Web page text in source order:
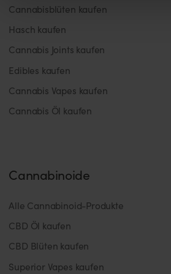
Cannabisblüten kaufen
Hasch kaufen
Cannabis Joints kaufen
Edibles kaufen
Cannabis Vapes kaufen
Cannabis Öl kaufen
Cannabinoide
Alle Cannabinoid-Produkte
CBD Öl kaufen
CBD Blüten kaufen
Superior Vapes kaufen